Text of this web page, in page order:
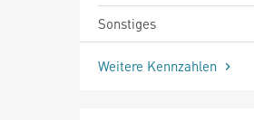
Sonstiges
Weitere Kennzahlen